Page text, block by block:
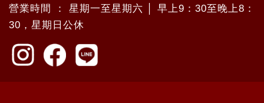
營業時間 ： 星期一至星期六 │ 早上9：30至晚上8：
30，星期日公休